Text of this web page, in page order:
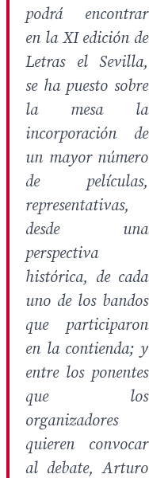
podrá encontrar
en la XI edición de
Letras el Sevilla,
se ha puesto sobre
la mesa la
incorporación de
un mayor número
de películas,
representativas,
desde una
perspectiva
histórica, de cada
uno de los bandos
que participaron
en la contienda; y
entre los ponentes
que los
organizadores
quieren convocar
al debate, Arturo